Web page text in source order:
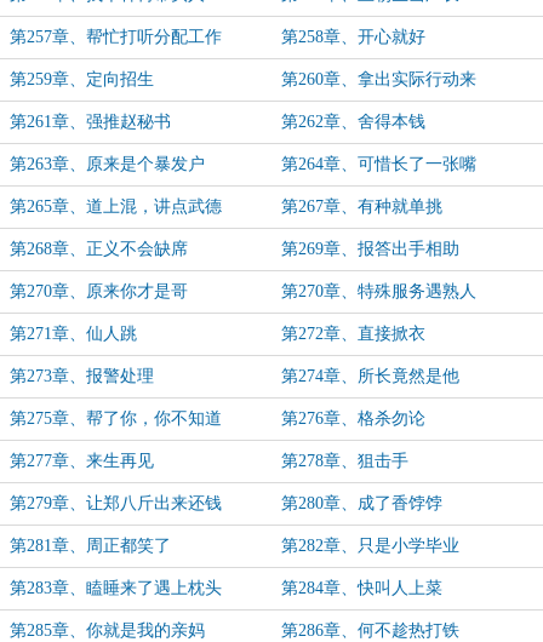
第257章、帮忙打听分配工作 第258章、开心就好
第259章、定向招生 第260章、拿出实际行动来
第261章、强推赵秘书 第262章、舍得本钱
第263章、原来是个暴发户 第264章、可惜长了一张嘴
第265章、道上混，讲点武德 第267章、有种就单挑
第268章、正义不会缺席 第269章、报答出手相助
第270章、原来你才是哥 第270章、特殊服务遇熟人
第271章、仙人跳 第272章、直接掀衣
第273章、报警处理 第274章、所长竟然是他
第275章、帮了你，你不知道 第276章、格杀勿论
第277章、来生再见 第278章、狙击手
第279章、让郑八斤出来还钱 第280章、成了香饽饽
第281章、周正都笑了 第282章、只是小学毕业
第283章、瞌睡来了遇上枕头 第284章、快叫人上菜
第285章、你就是我的亲妈 第286章、何不趁热打铁